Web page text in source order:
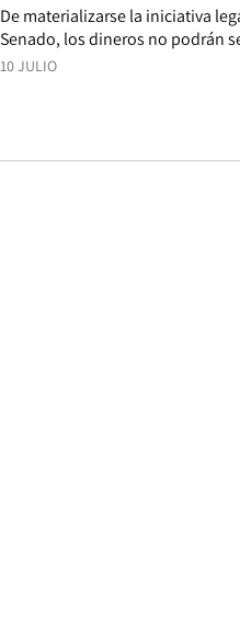
10 JULIO
De materializarse la iniciativa
Senado, los dineros no podrán